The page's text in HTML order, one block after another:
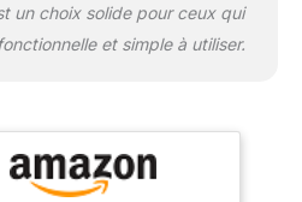
télécommande.
REVÊTEMENT DE
polyester aspect lin
100% polyester très
perméable à l'air et donc
un choix solide pour ceux qui
et simple à utiliser.